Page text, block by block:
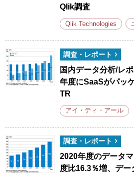
Qlik調査
Qlik Technologies
調査・レポート
国内データ分析/レ
年度にSaaSがパッ
TR
アイ・ティ・アール
調査・レポート
2020年度のデータ
度比16.3％増、デ